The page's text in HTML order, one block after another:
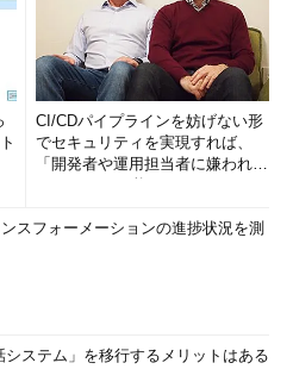
CI/CDパイプラインを妨げない形
でセキュリティを実現すれば、
「開発者や運用担当者に嫌われな
スフォーメーションの進捗状況を測
システム」を移行するメリットはある